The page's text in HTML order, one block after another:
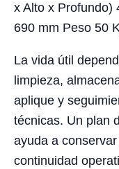
x Alto x Profundo)
690 mm Peso 50
La vida útil
limpieza,
aplique y
técnicas. Un plan
ayuda a
continuidad